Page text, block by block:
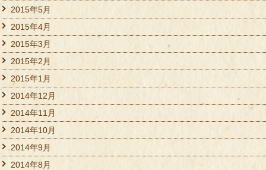
2015年5月
2015年4月
2015年3月
2015年2月
2015年1月
2014年12月
2014年11月
2014年10月
2014年9月
2014年8月